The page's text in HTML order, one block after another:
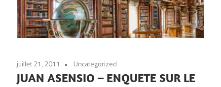
juillet 21, 2011 Uncategorized
JUAN ASENSIO – ENQUETE SUR LE